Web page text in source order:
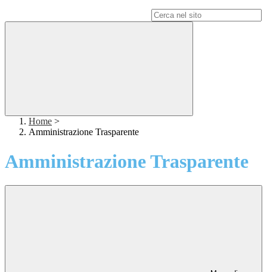
Home >
Amministrazione Trasparente
Amministrazione Trasparente